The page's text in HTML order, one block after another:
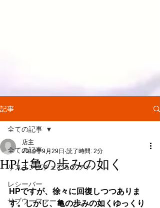
記事
全ての記事
リスニングチェア＆ソファ
レシーバー
サブウーファー
全ての記事
HPは亀の歩みの如く
店主
2019年9月29日 読了時間: 2分
HPですが、徐々に回復しつつありま
す。しかし、亀の歩みの如くゆっくり